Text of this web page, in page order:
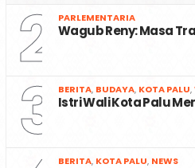
2 PARLEMENTARIA
Wagub Reny: Masa
3 BERITA, BUDAYA, KOTA PALU,
Istri Wali Kota Palu
BERITA, KOTA PALU, NEWS